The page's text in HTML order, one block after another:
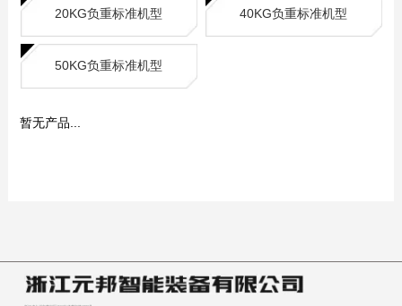
20KG负重标准机型 40KG负重标准机型
50KG负重标准机型
暂无产品...